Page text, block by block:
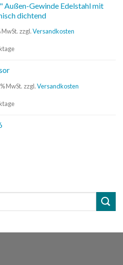
Außen-Gewinde Edelstahl mit
dichtend
MwSt. zzgl.Versandkosten
MwSt. zzgl.Versandkosten